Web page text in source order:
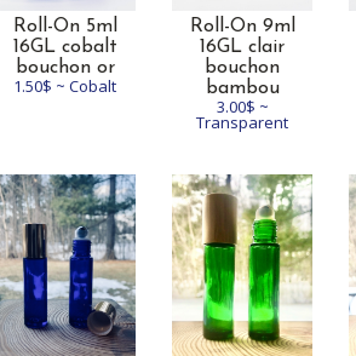
Roll-On 5ml
16GL cobalt
bouchon or
1.50$ ~ Cobalt
Roll-On 9ml
16GL clair
bouchon
bambou
3.00$ ~
Transparent